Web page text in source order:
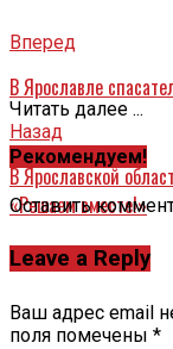
Вперед
В Ярославле
Назад
В Ярославской
«Решаем вместе!»
Читать далее ...
Рекомендуем!
Оставить
Leave a Reply
Ваш адрес email
поля помечены *